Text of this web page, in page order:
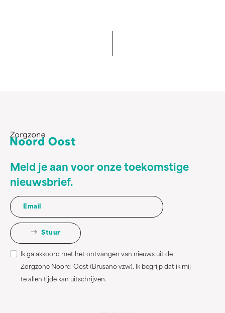
Meld je aan voor onze toekomstige
nieuwsbrief.
Stuur
Ik ga akkoord met het ontvangen van nieuws uit de
Zorgzone Noord-Oost (Brusano vzw). Ik begrijp dat ik mij
te allen tijde kan uitschrijven.